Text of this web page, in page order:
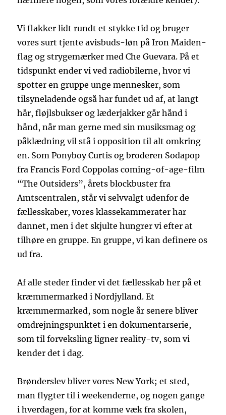
Vi flakker lidt rundt et stykke tid og bruger
vores surt tjente avisbuds-løn på Iron Maiden-
flag og strygemærker med Che Guevara. På et
tidspunkt ender vi ved radiobilerne, hvor vi
spotter en gruppe unge mennesker, som
tilsyneladende også har fundet ud af, at langt
hår, fløjlsbukser og læderjakker går hånd i
hånd, når man gerne med sin musiksmag og
påklædning vil stå i opposition til alt omkring
en. Som Ponyboy Curtis og broderen Sodapop
fra Francis Ford Coppolas coming-of-age-film
“The Outsiders”, årets blockbuster fra
Amtscentralen, står vi selvvalgt udenfor de
fællesskaber, vores klassekammerater har
dannet, men i det skjulte hungrer vi efter at
tilhøre en gruppe. En gruppe, vi kan definere os
ud fra.
Af alle steder finder vi det fællesskab her på et
kræmmermarked i Nordjylland. Et
kræmmermarked, som nogle år senere bliver
omdrejningspunktet i en dokumentarserie,
som til forveksling ligner reality-tv, som vi
kender det i dag.
Brønderslev bliver vores New York; et sted,
man flygter til i weekenderne, og nogen gange
i hverdagen, for at komme væk fra skolen,